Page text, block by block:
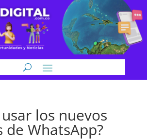
los nuevos
de WhatsApp?